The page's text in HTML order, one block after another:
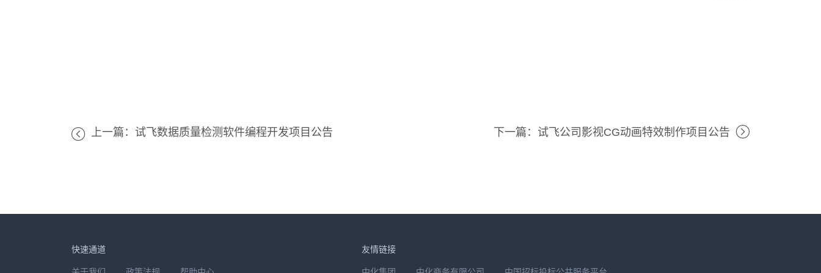
上一篇：试飞数据质量检测软件编程开发项目公告 下一篇：试飞公司影视CG动画特效制作项目公告
快速通道 友情链接